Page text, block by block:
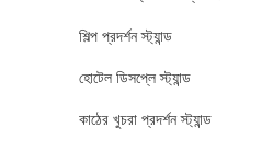
শিল্প প্রদর্শন স্ট্যান্ড
হোটেল ডিসপ্লে স্ট্যান্ড
কাঠের খুচরা প্রদর্শন স্ট্যান্ড